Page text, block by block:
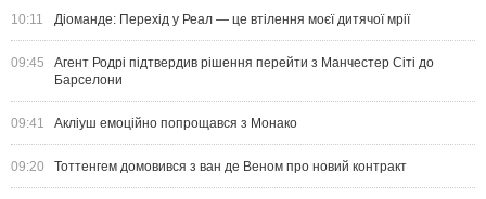
10:11 Діоманде: Перехід у Реал — це втілення моєї дитячої мрії
09:45
Агент Родрі підтвердив рішення перейти з Манчестер Сіті до
Барселони
09:41 Акліуш емоційно попрощався з Монако
09:20 Тоттенгем домовився з ван де Веном про новий контракт